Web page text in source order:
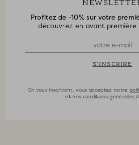
Profitez de -10% sur votre
découvrez en avant première
S'INSCRIRE
En vous inscrivant, vous acceptez notre
et nos conditions générales